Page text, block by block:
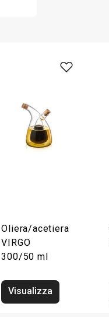
Oliera/acetiera
VIRGO
300/50 ml
Visualizza